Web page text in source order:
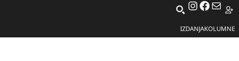
Mail
IZDANJAKOLUMNE